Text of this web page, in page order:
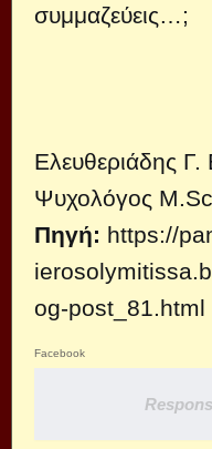
συμμαζεύεις…;
Ελευθεριάδης Γ.
Ψυχολόγος
Πηγή: https://
og-post_81.html
Facebook